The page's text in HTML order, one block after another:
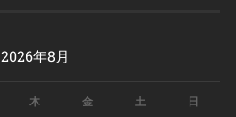
2026年8月
木 金 土 日